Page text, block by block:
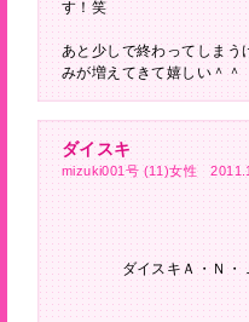
す！笑
あと少しで終わってしまう
みが増えてきて嬉しい＾＾
ダイスキ
mizuki001号 (11)女性
ダイスキＡ・Ｎ・